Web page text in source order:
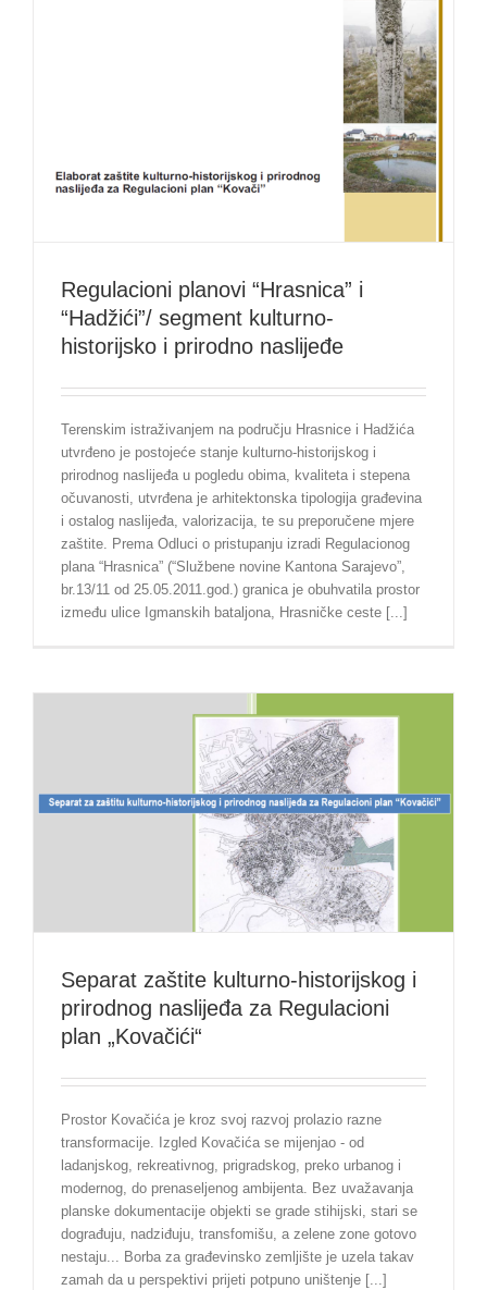
Regulacioni planovi “Hrasnica” i
“Hadžići”/ segment kulturno-
historijsko i prirodno naslijeđe
Terenskim istraživanjem na području Hrasnice i Hadžića
utvrđeno je postojeće stanje kulturno-historijskog i
prirodnog naslijeđa u pogledu obima, kvaliteta i stepena
očuvanosti, utvrđena je arhitektonska tipologija građevina
i ostalog naslijeđa, valorizacija, te su preporučene mjere
zaštite. Prema Odluci o pristupanju izradi Regulacionog
plana “Hrasnica” (“Službene novine Kantona Sarajevo”,
br.13/11 od 25.05.2011.god.) granica je obuhvatila prostor
između ulice Igmanskih bataljona, Hrasničke ceste [...]
Separat zaštite kulturno-historijskog i
prirodnog naslijeđa za Regulacioni
plan „Kovačići“
Prostor Kovačića je kroz svoj razvoj prolazio razne
transformacije. Izgled Kovačića se mijenjao - od
ladanjskog, rekreativnog, prigradskog, preko urbanog i
modernog, do prenaseljenog ambijenta. Bez uvažavanja
planske dokumentacije objekti se grade stihijski, stari se
dograđuju, nadziđuju, transfomišu, a zelene zone gotovo
nestaju... Borba za građevinsko zemljište je uzela takav
zamah da u perspektivi prijeti potpuno uništenje [...]